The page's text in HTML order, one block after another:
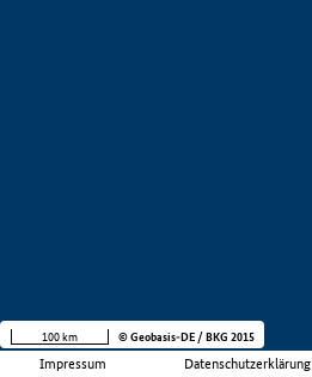
Impressum Datenschutzerklärung
100 km © Geobasis-DE / BKG 2015